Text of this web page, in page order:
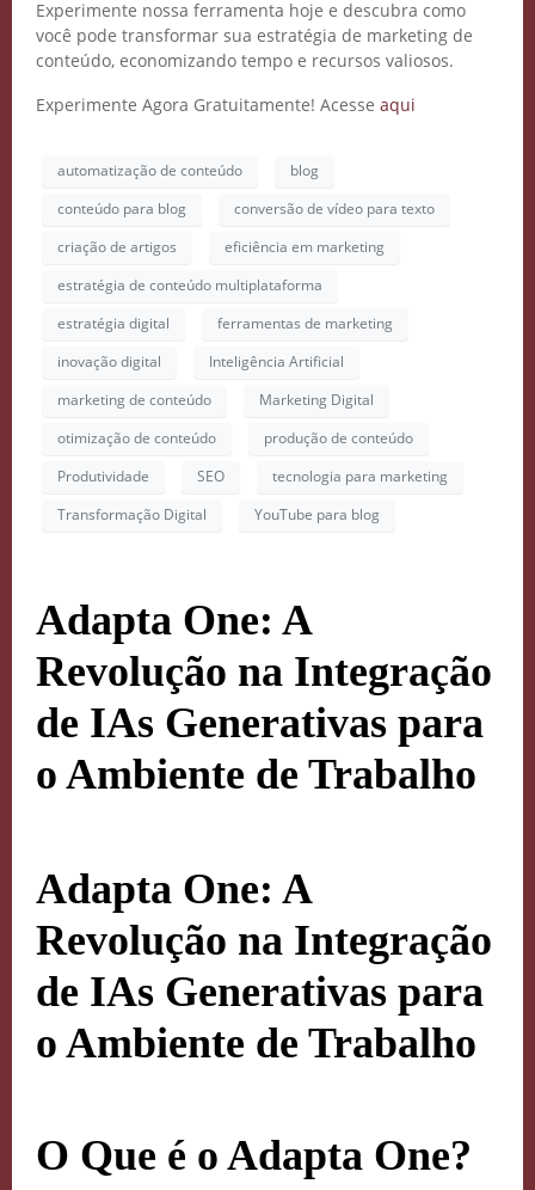
Experimente nossa ferramenta hoje e descubra como
você pode transformar sua estratégia de marketing de
conteúdo, economizando tempo e recursos valiosos.
Experimente Agora Gratuitamente! Acesse aqui
automatização de conteúdo
blog
conteúdo para blog
conversão de vídeo para texto
criação de artigos
eficiência em marketing
estratégia de conteúdo multiplataforma
estratégia digital
ferramentas de marketing
inovação digital
Inteligência Artificial
marketing de conteúdo
Marketing Digital
otimização de conteúdo
produção de conteúdo
Produtividade
SEO
tecnologia para marketing
Transformação Digital
YouTube para blog
Adapta One: A
Revolução na Integração
de IAs Generativas para
o Ambiente de Trabalho
Adapta One: A
Revolução na Integração
de IAs Generativas para
o Ambiente de Trabalho
O Que é o Adapta One?